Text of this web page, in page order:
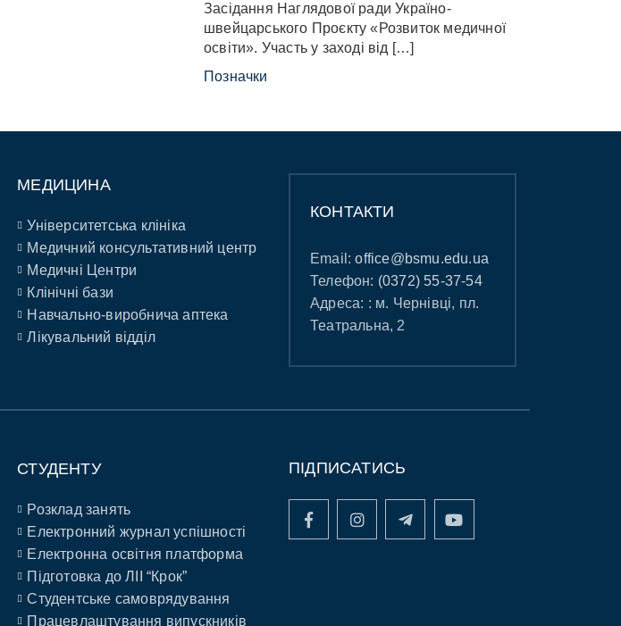
Засідання Наглядової ради Україно-
швейцарського Проєкту «Розвиток медичної
освіти». Участь у заході від […]
Позначки
МЕДИЦИНА
Університетська клініка
Медичний консультативний центр
Медичні Центри
Клінічні бази
Навчально-виробнича аптека
Лікувальний відділ
КОНТАКТИ
Email:office@bsmu.edu.ua
Телефон: (0372) 55-37-54
Адреса: : м. Чернівці, пл.
Театральна, 2
СТУДЕНТУ
Розклад занять
Електронний журнал успішності
Електронна освітня платформа
Підготовка до ЛІІ “Крок”
Студентське самоврядування
Працевлаштування випускників
ПІДПИСАТИСЬ